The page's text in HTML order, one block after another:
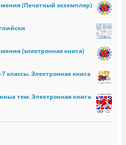
(Печатный экземпляр)
(электронная книга)
классы. Электронная книга
тем. Электронная книга